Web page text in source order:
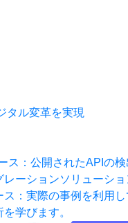
タル変革を実現
ス：公開されたAPIの
ーションソリューショ
：実際の事例を利用
学びます。